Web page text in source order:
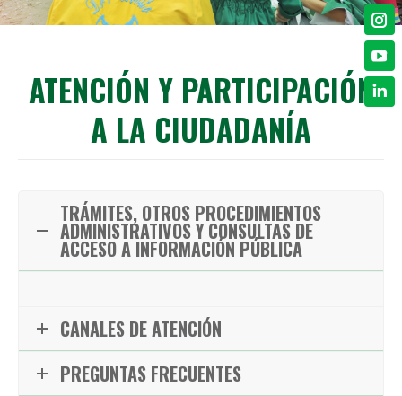
ATENCIÓN Y PARTICIPACIÓN
A LA CIUDADANÍA
TRÁMITES, OTROS PROCEDIMIENTOS
ADMINISTRATIVOS Y CONSULTAS DE
ACCESO A INFORMACIÓN PÚBLICA
CANALES DE ATENCIÓN
PREGUNTAS FRECUENTES